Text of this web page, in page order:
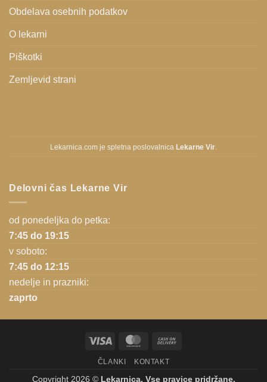
Obdelava osebnih podatkov
O lekarni
Piškotki
Zemljevid strani
Lekarnica.com je spletna poslovalnica Lekarne Vir
Delovni čas Lekarne Vir
od ponedeljka do petka:
7:45 do 19:15
v soboto:
7:45 do 12:15
nedelje in prazniki:
zaprto
Visa MasterCard
ČLANKI KONTAKT
Copyright 2026 © Lekarnica. Vse pravice pridržane.